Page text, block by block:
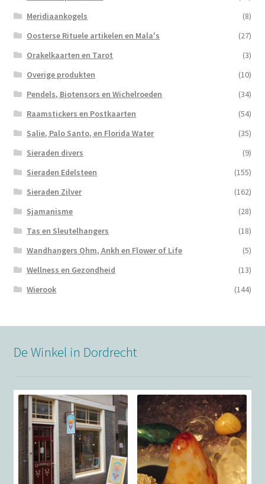
Meridiaankogels
(8)
Oosterse Rituele artikelen en Mala's
(27)
Orakelkaarten en Tarot
(3)
Overige produkten
(10)
Pendels, Biotensors en Wichelroeden
(34)
Raamstickers en Postkaarten
(54)
Salie, Palo Santo, en Florida Water
(35)
Sieraden divers
(9)
Sieraden Edelsteen
(155)
Sieraden Zilver
(162)
Sjamanisme
(28)
Tas en Sleutelhangers
(18)
Wandhangers Ohm, Ankh en Flower of Life
(5)
Wellness en Gezondheid
(13)
Wierook
(144)
De Winkel in Dordrecht